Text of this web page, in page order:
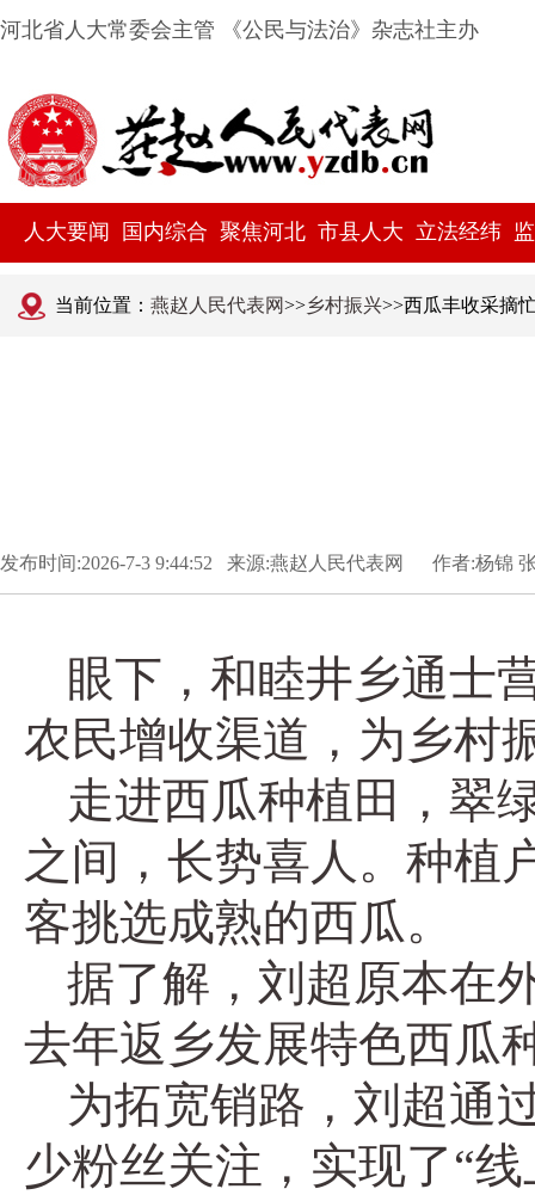
河北省人大常委会主管 《公民与法治》杂志社主办
人大要闻 国内综合 聚焦河北 市县人大 立法经纬
当前位置： 燕赵人民代表网>>乡村振兴>>西瓜丰收采摘
发布时间:2026-7-3 9:44:52 来源:燕赵人民代表网 作者:杨锦
眼下，和睦井乡通士
农民增收渠道，为乡村
走进西瓜种植田，翠
之间，长势喜人。种植
客挑选成熟的西瓜。
据了解，刘超原本在
去年返乡发展特色西瓜
为拓宽销路，刘超通
少粉丝关注，实现了“